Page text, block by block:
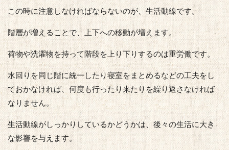
この時に注意しなければならないのが、生活動線です。
階層が増えることで、上下への移動が増えます。
荷物や洗濯物を持って階段を上り下りするのは重労働です。
水回りを同じ階に統一したり寝室をまとめるなどの工夫をし
ておかなければ、何度も行ったり来たりを繰り返さなければ
なりません。
生活動線がしっかりしているかどうかは、後々の生活に大き
な影響を与えます。